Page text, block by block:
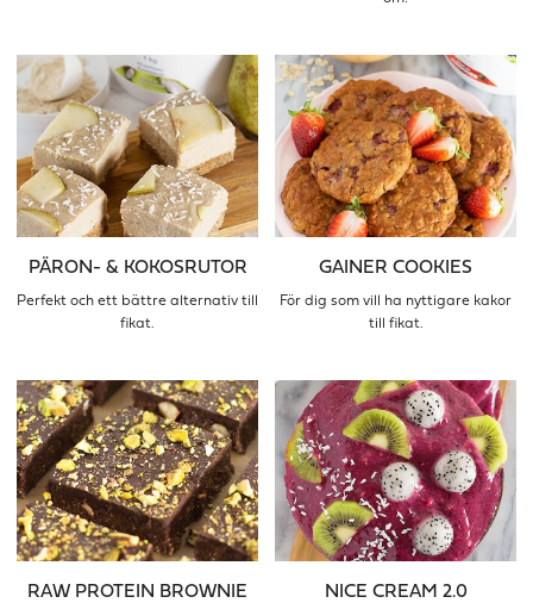
PÄRON- & KOKOSRUTOR
Perfekt och ett bättre alternativ till
fikat.
GAINER COOKIES
För dig som vill ha nyttigare kakor
till fikat.
RAW PROTEIN BROWNIE NICE CREAM 2.0